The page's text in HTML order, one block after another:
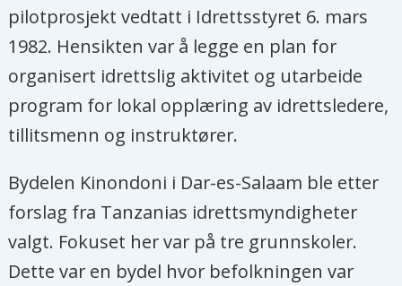
pilotprosjekt vedtatt i Idrettsstyret 6. mars
1982. Hensikten var å legge en plan for
organisert idrettslig aktivitet og utarbeide
program for lokal opplæring av idrettsledere,
tillitsmenn og instruktører.
Bydelen Kinondoni i Dar-es-Salaam ble etter
forslag fra Tanzanias idrettsmyndigheter
valgt. Fokuset her var på tre grunnskoler.
Dette var en bydel hvor befolkningen var